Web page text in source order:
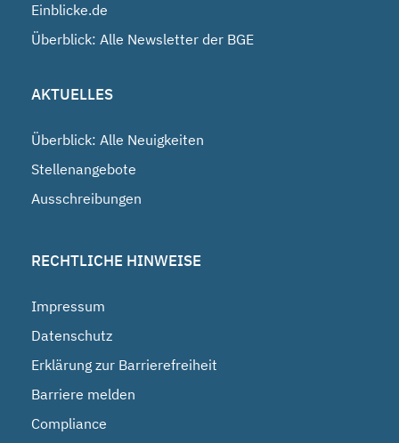
Einblicke.de
Überblick: Alle Newsletter der BGE
AKTUELLES
Überblick: Alle Neuigkeiten
Stellenangebote
Ausschreibungen
RECHTLICHE HINWEISE
Impressum
Datenschutz
Erklärung zur Barrierefreiheit
Barriere melden
Compliance